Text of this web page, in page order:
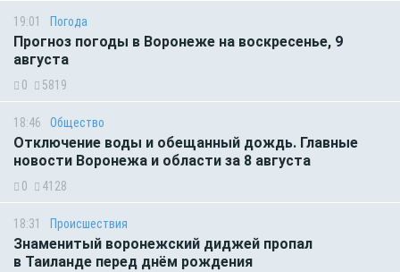
19:01 Погода
Прогноз погоды в Воронеже на воскресенье, 9
августа
0 5819
18:46 Общество
Отключение воды и обещанный дождь. Главные
новости Воронежа и области за 8 августа
0 4128
18:31 Происшествия
Знаменитый воронежский диджей пропал
в Таиланде перед днём рождения